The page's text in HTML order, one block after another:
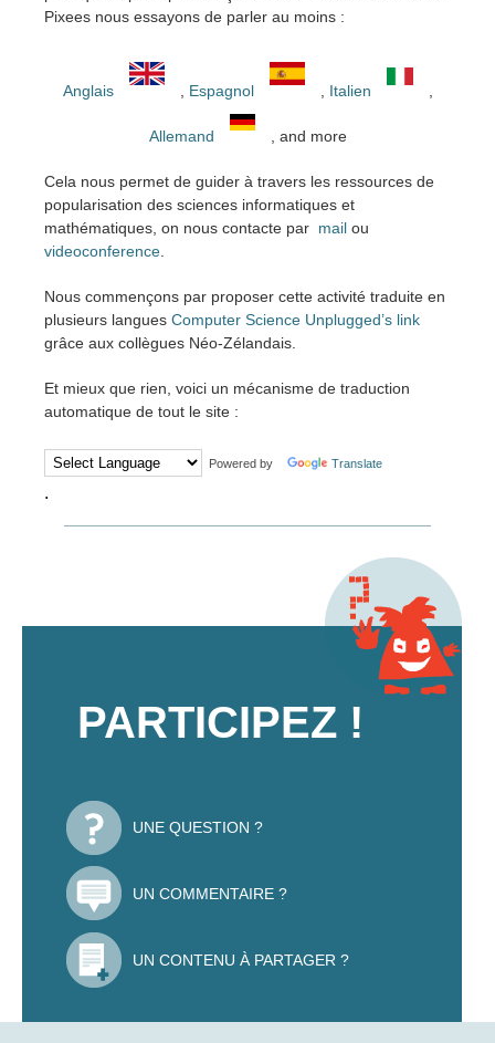
Pixees nous essayons de parler au moins :
Anglais Espagnol Italien
Allemand , and more
Cela nous permet de guider à travers les ressources de
popularisation des sciences informatiques et
mathématiques, on nous contacte par mail ou
videoconference
Nous commençons par proposer cette activité traduite en
plusieurs langues Computer Science Unplugged’s link
grâce aux collègues Néo-Zélandais.
Et mieux que rien, voici un mécanisme de traduction
automatique de tout le site :
Powered by Translate
.
PARTICIPEZ !
UNE QUESTION ?
UN COMMENTAIRE ?
UN CONTENU À PARTAGER ?